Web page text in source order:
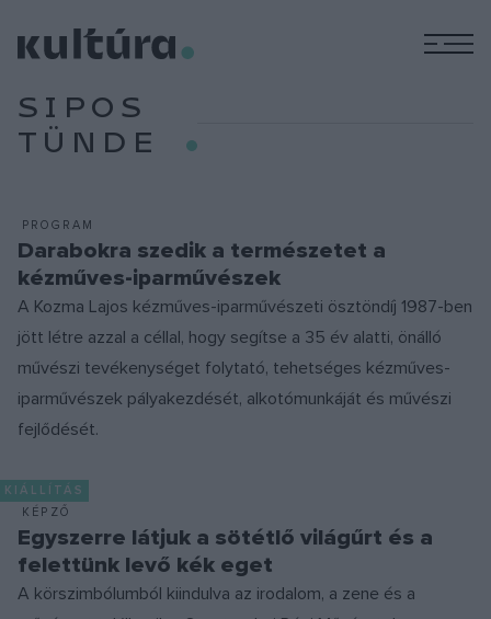
SIPOS
TÜNDE
PROGRAM
Darabokra szedik a természetet a
kézműves-iparművészek
A Kozma Lajos kézműves-iparművészeti ösztöndíj 1987-ben
jött létre azzal a céllal, hogy segítse a 35 év alatti, önálló
művészi tevékenységet folytató, tehetséges kézműves-
iparművészek pályakezdését, alkotómunkáját és művészi
fejlődését.
KIÁLLÍTÁS
KÉPZŐ
Egyszerre látjuk a sötétlő világűrt és a
felettünk levő kék eget
A körszimbólumból kiindulva az irodalom, a zene és a